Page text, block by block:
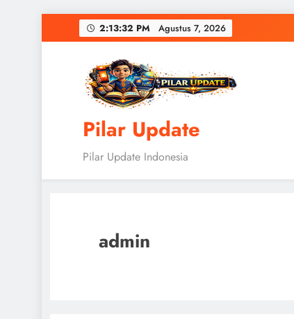
to
2:13:33 PM Agustus 7, 2026
Pilar Update
Pilar Update Indonesia
admin